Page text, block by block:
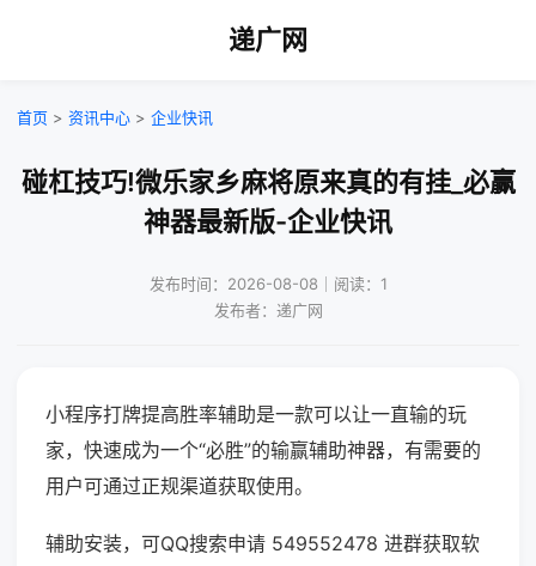
递广网
首页 > 资讯中心 > 企业快讯
碰杠技巧!微乐家乡麻将原来真的有挂_必赢
神器最新版-企业快讯
发布时间：2026-08-08｜阅读：1
发布者：递广网
小程序打牌提高胜率辅助是一款可以让一直输的玩
家，快速成为一个“必胜”的输赢辅助神器，有需要的
用户可通过正规渠道获取使用。
辅助安装，可QQ搜索申请 549552478 进群获取软